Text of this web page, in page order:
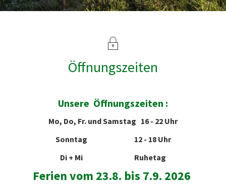
Öffnungszeiten
Unsere Öffnungszeiten :
Mo, Do, Fr. und Samstag 16 - 22 Uhr
Sonntag 12 - 18 Uhr
Di + Mi Ruhetag
Ferien vom 23.8. bis 7.9. 2026